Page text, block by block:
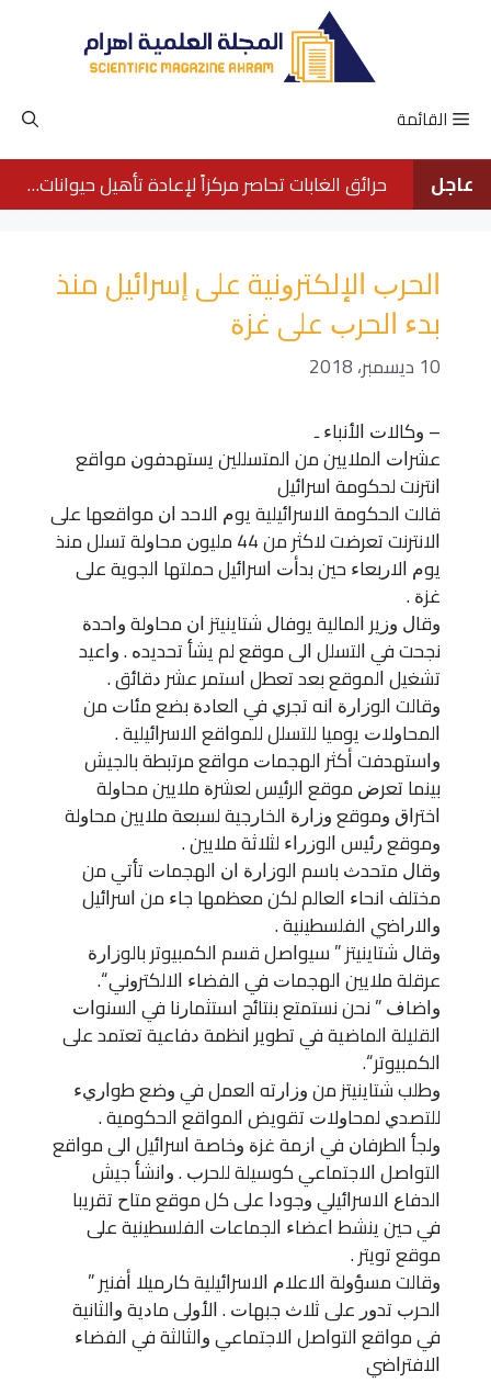
القائمة
عاجل حرائق الغابات تحاصر مركزاً لإعادة تأهيل حيوانات الأورانجوتان في بورنيو
ﺍﻟﺤﺮﺏ ﺍﻹﻟﻜﺘﺮﻭﻧﻴﺔ ﻋﻠﻰ ﺇﺳﺮﺍﺋﻴﻞ ﻣﻨﺬ
ﺑﺪﺀ ﺍﻟﺤﺮﺏ ﻋﻠﻰ ﻏﺰﺓ
10 ديسمبر، 2018
– ﻭﻛﺎﻻﺕ ﺍﻷﻧﺒﺎﺀ ـ
ﻋﺸﺮﺍﺕ ﺍﻟﻤﻼﻳﻴﻦ ﻣﻦ ﺍﻟﻤﺘﺴﻠﻠﻴﻦ ﻳﺴﺘﻬﺪﻓﻮﻥ ﻣﻮﺍﻗﻊ
ﺍﻧﺘﺮﻧﺖ ﻟﺤﻜﻮﻣﺔ ﺍﺳﺮﺍﺋﻴﻞ
ﻗﺎﻟﺖ ﺍﻟﺤﻜﻮﻣﺔ ﺍﻻﺳﺮﺍﺋﻴﻠﻴﺔ ﻳﻮﻡ ﺍﻻﺣﺪ ﺍﻥ ﻣﻮﺍﻗﻌﻬﺎ ﻋﻠﻰ
ﺍﻻﻧﺘﺮﻧﺖ ﺗﻌﺮﺿﺖ ﻻﻛﺜﺮ ﻣﻦ 44 ﻣﻠﻴﻮﻥ ﻣﺤﺎﻭﻟﺔ ﺗﺴﻠﻞ ﻣﻨﺬ
ﻳﻮﻡ ﺍﻻﺭﺑﻌﺎﺀ ﺣﻴﻦ ﺑﺪﺃﺕ ﺍﺳﺮﺍﺋﻴﻞ ﺣﻤﻠﺘﻬﺎ ﺍﻟﺠﻮﻳﺔ ﻋﻠﻰ
ﻏﺰﺓ .
ﻭﻗﺎﻝ ﻭﺯﻳﺮ ﺍﻟﻤﺎﻟﻴﺔ ﻳﻮﻓﺎﻝ ﺷﺘﺎﻳﻨﻴﺘﺰ ﺍﻥ ﻣﺤﺎﻭﻟﺔ ﻭﺍﺣﺪﺓ
ﻧﺠﺤﺖ ﻓﻲ ﺍﻟﺘﺴﻠﻞ ﺍﻟﻰ ﻣﻮﻗﻊ ﻟﻢ ﻳﺸﺄ ﺗﺤﺪﻳﺪﻩ . ﻭﺍﻋﻴﺪ
ﺗﺸﻐﻴﻞ ﺍﻟﻤﻮﻗﻊ ﺑﻌﺪ ﺗﻌﻄﻞ ﺍﺳﺘﻤﺮ ﻋﺸﺮ ﺩﻗﺎﺋﻖ .
ﻭﻗﺎﻟﺖ ﺍﻟﻮﺯﺍﺭﺓ ﺍﻧﻪ ﺗﺠﺮﻱ ﻓﻲ ﺍﻟﻌﺎﺩﺓ ﺑﻀﻊ ﻣﺌﺎﺕ ﻣﻦ
ﺍﻟﻤﺤﺎﻭﻻﺕ ﻳﻮﻣﻴﺎ ﻟﻠﺘﺴﻠﻞ ﻟﻠﻤﻮﺍﻗﻊ ﺍﻻﺳﺮﺍﺋﻴﻠﻴﺔ .
ﻭﺍﺳﺘﻬﺪﻓﺖ ﺃﻛﺜﺮ ﺍﻟﻬﺠﻤﺎﺕ ﻣﻮﺍﻗﻊ ﻣﺮﺗﺒﻄﺔ ﺑﺎﻟﺠﻴﺶ
ﺑﻴﻨﻤﺎ ﺗﻌﺮﺽ ﻣﻮﻗﻊ ﺍﻟﺮﺋﻴﺲ ﻟﻌﺸﺮﺓ ﻣﻼﻳﻴﻦ ﻣﺤﺎﻭﻟﺔ
ﺍﺧﺘﺮﺍﻕ ﻭﻣﻮﻗﻊ ﻭﺯﺍﺭﺓ ﺍﻟﺨﺎﺭﺟﻴﺔ ﻟﺴﺒﻌﺔ ﻣﻼﻳﻴﻦ ﻣﺤﺎﻭﻟﺔ
ﻭﻣﻮﻗﻊ ﺭﺋﻴﺲ ﺍﻟﻮﺯﺭﺍﺀ ﻟﺜﻼﺛﺔ ﻣﻼﻳﻴﻦ .
ﻭﻗﺎﻝ ﻣﺘﺤﺪﺙ ﺑﺎﺳﻢ ﺍﻟﻮﺯﺍﺭﺓ ﺍﻥ ﺍﻟﻬﺠﻤﺎﺕ ﺗﺄﺗﻲ ﻣﻦ
ﻣﺨﺘﻠﻒ ﺍﻧﺤﺎﺀ ﺍﻟﻌﺎﻟﻢ ﻟﻜﻦ ﻣﻌﻈﻤﻬﺎ ﺟﺎﺀ ﻣﻦ ﺍﺳﺮﺍﺋﻴﻞ
ﻭﺍﻻﺭﺍﺿﻲ ﺍﻟﻔﻠﺴﻄﻴﻨﻴﺔ .
ﻭﻗﺎﻝ ﺷﺘﺎﻳﻨﻴﺘﺰ ” ﺳﻴﻮﺍﺻﻞ ﻗﺴﻢ ﺍﻟﻜﻤﺒﻴﻮﺗﺮ ﺑﺎﻟﻮﺯﺍﺭﺓ
ﻋﺮﻗﻠﺔ ﻣﻼﻳﻴﻦ ﺍﻟﻬﺠﻤﺎﺕ ﻓﻲ ﺍﻟﻔﻀﺎﺀ ﺍﻻﻟﻜﺘﺮﻭﻧﻲ “.
ﻭﺍﺿﺎﻑ ” ﻧﺤﻦ ﻧﺴﺘﻤﺘﻊ ﺑﻨﺘﺎﺋﺞ ﺍﺳﺘﺜﻤﺎﺭﻧﺎ ﻓﻲ ﺍﻟﺴﻨﻮﺍﺕ
ﺍﻟﻘﻠﻴﻠﺔ ﺍﻟﻤﺎﺿﻴﺔ ﻓﻲ ﺗﻄﻮﻳﺮ ﺍﻧﻈﻤﺔ ﺩﻓﺎﻋﻴﺔ ﺗﻌﺘﻤﺪ ﻋﻠﻰ
ﺍﻟﻜﻤﺒﻴﻮﺗﺮ “.
ﻭﻃﻠﺐ ﺷﺘﺎﻳﻨﻴﺘﺰ ﻣﻦ ﻭﺯﺍﺭﺗﻪ ﺍﻟﻌﻤﻞ ﻓﻲ ﻭﺿﻊ ﻃﻮﺍﺭﻱﺀ
ﻟﻠﺘﺼﺪﻱ ﻟﻤﺤﺎﻭﻻﺕ ﺗﻘﻮﻳﺾ ﺍﻟﻤﻮﺍﻗﻊ ﺍﻟﺤﻜﻮﻣﻴﺔ .
ﻭﻟﺠﺄ ﺍﻟﻄﺮﻓﺎﻥ ﻓﻲ ﺍﺯﻣﺔ ﻏﺰﺓ ﻭﺧﺎﺻﺔ ﺍﺳﺮﺍﺋﻴﻞ ﺍﻟﻰ ﻣﻮﺍﻗﻊ
ﺍﻟﺘﻮﺍﺻﻞ ﺍﻻﺟﺘﻤﺎﻋﻲ ﻛﻮﺳﻴﻠﺔ ﻟﻠﺤﺮﺏ . ﻭﺍﻧﺸﺄ ﺟﻴﺶ
ﺍﻟﺪﻓﺎﻉ ﺍﻻﺳﺮﺍﺋﻴﻠﻲ ﻭﺟﻮﺩﺍ ﻋﻠﻰ ﻛﻞ ﻣﻮﻗﻊ ﻣﺘﺎﺡ ﺗﻘﺮﻳﺒﺎ
ﻓﻲ ﺣﻴﻦ ﻳﻨﺸﻂ ﺍﻋﻀﺎﺀ ﺍﻟﺠﻤﺎﻋﺎﺕ ﺍﻟﻔﻠﺴﻄﻴﻨﻴﺔ ﻋﻠﻰ
ﻣﻮﻗﻊ ﺗﻮﻳﺘﺮ .
ﻭﻗﺎﻟﺖ ﻣﺴﺆﻭﻟﺔ ﺍﻻﻋﻼﻡ ﺍﻻﺳﺮﺍﺋﻴﻠﻴﺔ ﻛﺎﺭﻣﻴﻼ ﺃﻓﻨﻴﺮ ”
ﺍﻟﺤﺮﺏ ﺗﺪﻭﺭ ﻋﻠﻰ ﺛﻼﺙ ﺟﺒﻬﺎﺕ . ﺍﻷﻭﻟﻰ ﻣﺎﺩﻳﺔ ﻭﺍﻟﺜﺎﻧﻴﺔ
ﻓﻲ ﻣﻮﺍﻗﻊ ﺍﻟﺘﻮﺍﺻﻞ ﺍﻻﺟﺘﻤﺎﻋﻲ ﻭﺍﻟﺜﺎﻟﺜﺔ ﻓﻲ ﺍﻟﻔﻀﺎﺀ
ﺍﻻﻓﺘﺮﺍﺿﻲ